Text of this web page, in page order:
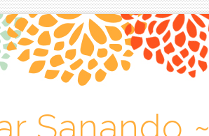
Sanando ~